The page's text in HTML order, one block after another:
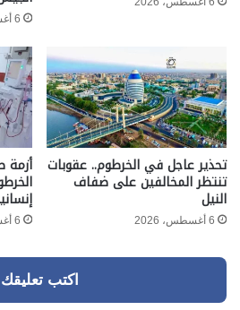
6 أغسطس، 2026
تحذير عاجل في الخرطوم.. عقوبات
تنتظر المخالفين على ضفاف
النيل
6 أغسطس، 2026 6 أغسطس، 2026
اكتب تعليقك